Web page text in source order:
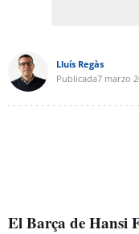
Lluís Regàs
Publicada7 marzo
El Barça de Hansi